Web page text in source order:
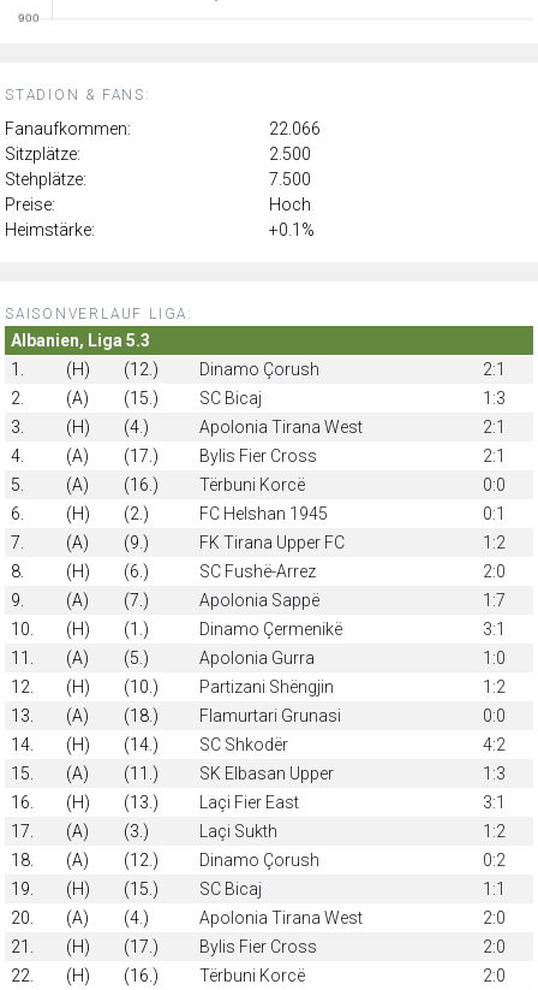
STADION & FANS:
Fanaufkommen:
22.066
Sitzplätze:
2.500
Stehplätze:
7.500
Preise:
Hoch
Heimstärke:
+0.1%
SAISONVERLAUF LIGA:
Albanien, Liga 5.3
1.
(H) (12.) Dinamo Çorush
2:1
2.
(A) (15.) SC Bicaj
1:3
3.
(H) (4.) Apolonia Tirana West
2:1
4.
(A) (17.) Bylis Fier Cross
2:1
5.
(A) (16.) Tërbuni Korcë
0:0
6.
(H) (2.) FC Helshan 1945
0:1
7.
(A) (9.) FK Tirana Upper FC
1:2
8.
(H) (6.) SC Fushë-Arrez
2:0
9.
(A) (7.) Apolonia Sappë
1:7
10.
(H) (1.) Dinamo Çermenikë
3:1
11.
(A) (5.) Apolonia Gurra
1:0
12.
(H) (10.) Partizani Shëngjin
1:2
13.
(A) (18.) Flamurtari Grunasi
0:0
14.
(H) (14.) SC Shkodër
4:2
15.
(A) (11.) SK Elbasan Upper
1:3
16.
(H) (13.) Laçi Fier East
3:1
17.
(A) (3.) Laçi Sukth
1:2
18.
(A) (12.) Dinamo Çorush
0:2
19.
(H) (15.) SC Bicaj
1:1
20.
(A) (4.) Apolonia Tirana West
2:0
21.
(H) (17.) Bylis Fier Cross
2:0
22.
(H) (16.) Tërbuni Korcë
2:0